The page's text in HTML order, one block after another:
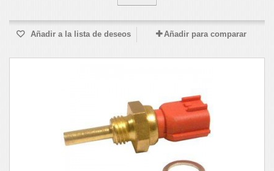
Añadir a la lista de deseos Añadir para comparar